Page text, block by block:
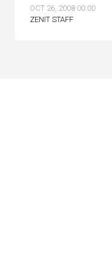
OCT 26, 2008 00:00
ZENIT STAFF